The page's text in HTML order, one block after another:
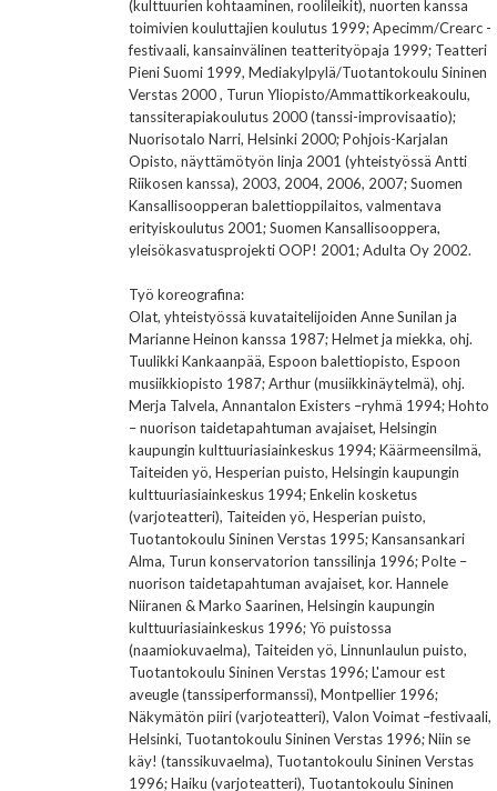
(kulttuurien kohtaaminen, roolileikit), nuorten kanssa
toimivien kouluttajien koulutus 1999; Apecimm/Crearc -
festivaali, kansainvälinen teatterityöpaja 1999; Teatteri
Pieni Suomi 1999, Mediakylpylä/Tuotantokoulu Sininen
Verstas 2000 , Turun Yliopisto/Ammattikorkeakoulu,
tanssiterapiakoulutus 2000 (tanssi-improvisaatio);
Nuorisotalo Narri, Helsinki 2000; Pohjois-Karjalan
Opisto, näyttämötyön linja 2001 (yhteistyössä Antti
Riikosen kanssa), 2003, 2004, 2006, 2007; Suomen
Kansallisoopperan balettioppilaitos, valmentava
erityiskoulutus 2001; Suomen Kansallisooppera,
yleisökasvatusprojekti OOP! 2001; Adulta Oy 2002.
Työ koreografina:
Olat, yhteistyössä kuvataitelijoiden Anne Sunilan ja
Marianne Heinon kanssa 1987; Helmet ja miekka, ohj.
Tuulikki Kankaanpää, Espoon balettiopisto, Espoon
musiikkiopisto 1987; Arthur (musiikkinäytelmä), ohj.
Merja Talvela, Annantalon Existers –ryhmä 1994; Hohto
– nuorison taidetapahtuman avajaiset, Helsingin
kaupungin kulttuuriasiainkeskus 1994; Käärmeensilmä,
Taiteiden yö, Hesperian puisto, Helsingin kaupungin
kulttuuriasiainkeskus 1994; Enkelin kosketus
(varjoteatteri), Taiteiden yö, Hesperian puisto,
Tuotantokoulu Sininen Verstas 1995; Kansansankari
Alma, Turun konservatorion tanssilinja 1996; Polte –
nuorison taidetapahtuman avajaiset, kor. Hannele
Niiranen & Marko Saarinen, Helsingin kaupungin
kulttuuriasiainkeskus 1996; Yö puistossa
(naamiokuvaelma), Taiteiden yö, Linnunlaulun puisto,
Tuotantokoulu Sininen Verstas 1996; L'amour est
aveugle (tanssiperformanssi), Montpellier 1996;
Näkymätön piiri (varjoteatteri), Valon Voimat –festivaali,
Helsinki, Tuotantokoulu Sininen Verstas 1996; Niin se
käy! (tanssikuvaelma), Tuotantokoulu Sininen Verstas
1996; Haiku (varjoteatteri), Tuotantokoulu Sininen